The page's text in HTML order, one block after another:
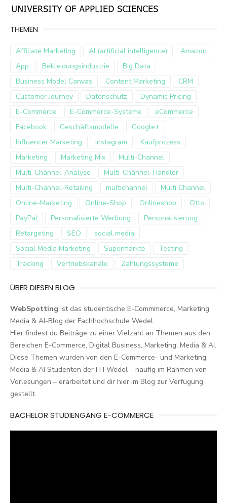
THEMEN
Affiliate Marketing AI (artificial intelligence)
Amazon
App
Bekleidungsindustrie
Big Data
Business Model Canvas
Content Marketing
CRM
Customer Journey
Datenschutz
Dynamic Pricing
E-Commerce
E-Commerce-Systeme
eCommerce
Facebook
Geschäftsmodelle
Google+
Influencer Marketing
instagram
Kaufprozess
Marketing
Marketing Mix
Multi-Channel
Multi-Channel-Analyse
Multi-Channel-Händler
Multi-Channel-Retailing
multichannel
Multi Channel
Online-Marketing
Online-Shop Onlineshop
Otto
PayPal
Personalisierte Werbung
Personalisierung
Retargeting
SEO
social media
Social Media Marketing
Supermärkte
Testing
Tracking
Vertriebskanäle Zahlungssysteme
ÜBER DIESEN BLOG
WebSpotting ist das studentische E-Commmerce, Marketing,
Media & AI-Blog der Fachhochschule Wedel.
Hier findest du Beiträge zu einer Vielzahl an Themen aus den
Bereichen E-Commerce, Digital Business, Marketing, Media & AI.
Diese Themen wurden von den E-Commerce- und Marketing,
Media & AI Studenten der FH Wedel – häufig im Rahmen von
Vorlesungen – erarbeitet und dir hier im Blog zur Verfügung
gestellt.
BACHELOR STUDIENGANG E-COMMERCE